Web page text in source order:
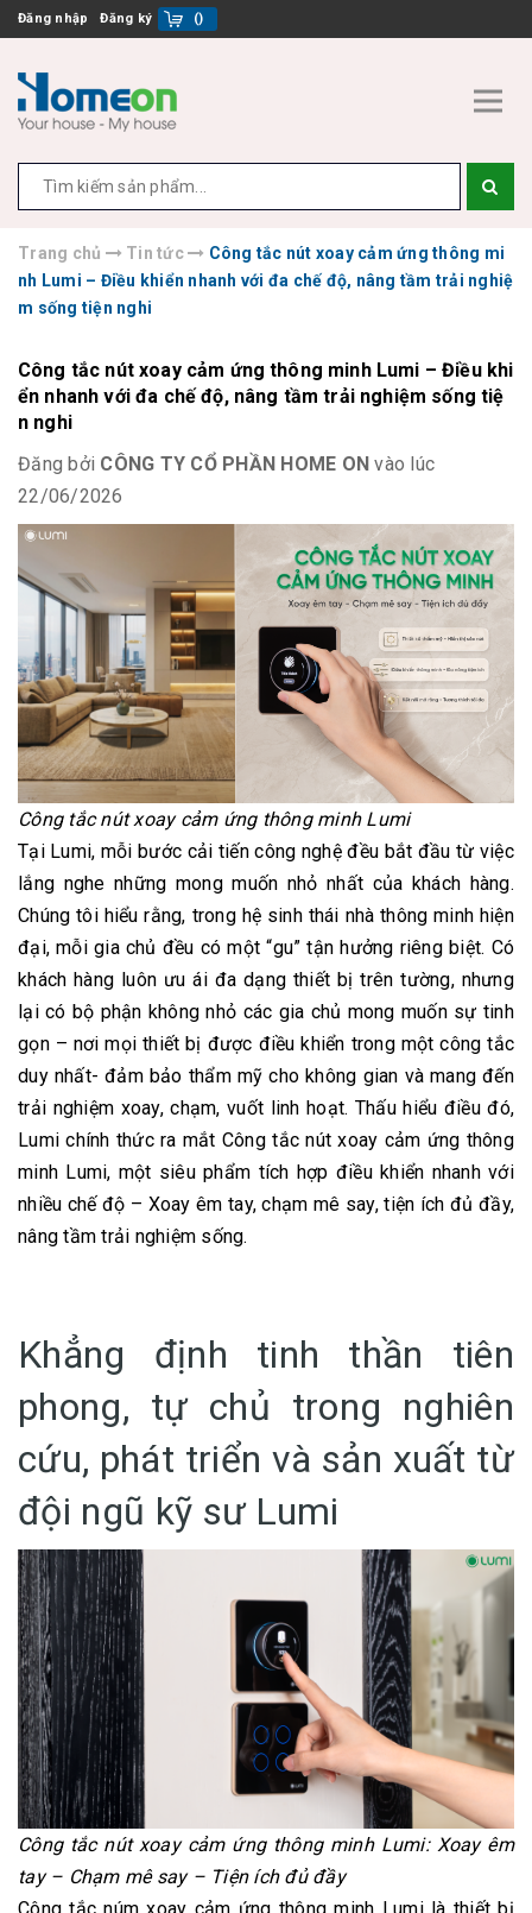
Đăng nhập Đăng ký ()
Trang chủ Tin tức
Công tắc nút xoay cảm ứng thông mi
nh Lumi – Điều khiển nhanh với đa chế độ, nâng tầm trải nghiệ
m sống tiện nghi
Công tắc nút xoay cảm ứng thông minh Lumi – Điều khi
ển nhanh với đa chế độ, nâng tầm trải nghiệm sống tiệ
n nghi
Đăng bởi CÔNG TY CỔ PHẦN HOME ON vào lúc
22/06/2026
Công tắc nút xoay cảm ứng thông minh Lumi
Tại Lumi, mỗi bước cải tiến công nghệ đều bắt đầu từ việc
lắng nghe những mong muốn nhỏ nhất của khách hàng.
Chúng tôi hiểu rằng, trong hệ sinh thái nhà thông minh hiện
đại, mỗi gia chủ đều có một “gu” tận hưởng riêng biệt. Có
khách hàng luôn ưu ái đa dạng thiết bị trên tường, nhưng
lại có bộ phận không nhỏ các gia chủ mong muốn sự tinh
gọn – nơi mọi thiết bị được điều khiển trong một công tắc
duy nhất- đảm bảo thẩm mỹ cho không gian và mang đến
trải nghiệm xoay, chạm, vuốt linh hoạt. Thấu hiểu điều đó,
Lumi chính thức ra mắt Công tắc nút xoay cảm ứng thông
minh Lumi, một siêu phẩm tích hợp điều khiển nhanh với
nhiều chế độ – Xoay êm tay, chạm mê say, tiện ích đủ đầy,
nâng tầm trải nghiệm sống.
Khẳng định tinh thần tiên
phong, tự chủ trong nghiên
cứu, phát triển và sản xuất từ
đội ngũ kỹ sư Lumi
Công tắc nút xoay cảm ứng thông minh Lumi: Xoay êm
tay – Chạm mê say – Tiện ích đủ đầy